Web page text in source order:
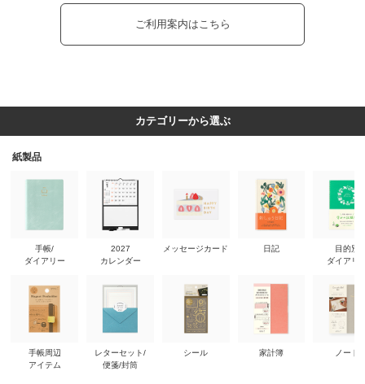
ご利用案内はこちら
カテゴリーから選ぶ
紙製品
手帳/
ダイアリー
手帳周辺
アイテム
2027
カレンダー
レターセット/
便箋/封筒
メッセージカード
シール
日記
家計簿
目的別
ダイアリ
ノート